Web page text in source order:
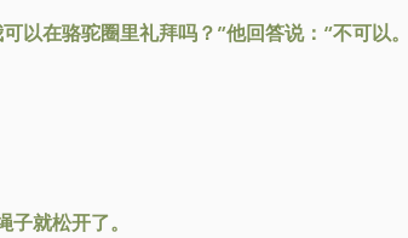
以在骆驼圈里礼拜吗？”他回答说：“不可以
就松开了。